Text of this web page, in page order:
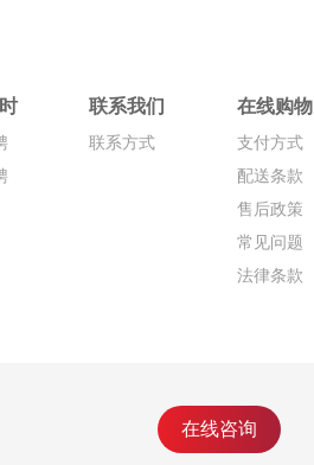
联系我们
联系方式
在线购物
支付方式
配送条款
售后政策
常见问题
法律条款
在线咨询